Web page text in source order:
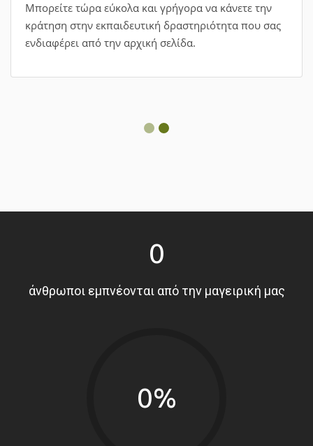
Μπορείτε τώρα εύκολα και γρήγορα να κάνετε την
κράτηση στην εκπαιδευτική δραστηριότητα που σας
ενδιαφέρει από την αρχική σελίδα.
0
άνθρωποι εμπνέονται από την μαγειρική μας
0%